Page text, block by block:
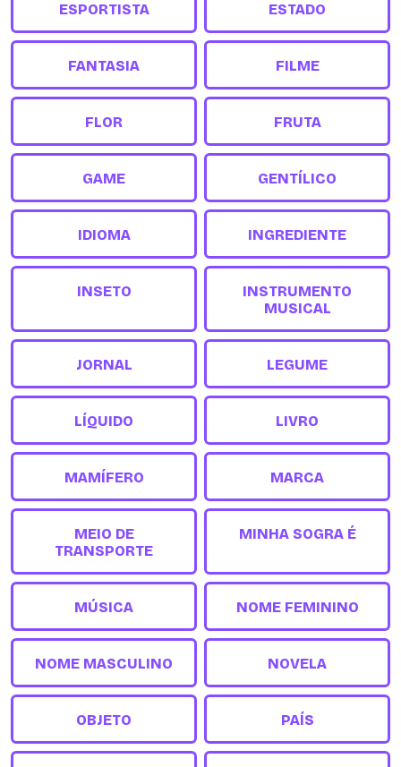
ESPORTISTA ESTADO
FANTASIA FILME
FLOR FRUTA
GAME GENTÍLICO
IDIOMA INGREDIENTE
INSETO
INSTRUMENTO
MUSICAL
JORNAL LEGUME
LÍQUIDO LIVRO
MAMÍFERO MARCA
MEIO DE
TRANSPORTE
MINHA SOGRA É
MÚSICA NOME FEMININO
NOME MASCULINO NOVELA
OBJETO PAÍS